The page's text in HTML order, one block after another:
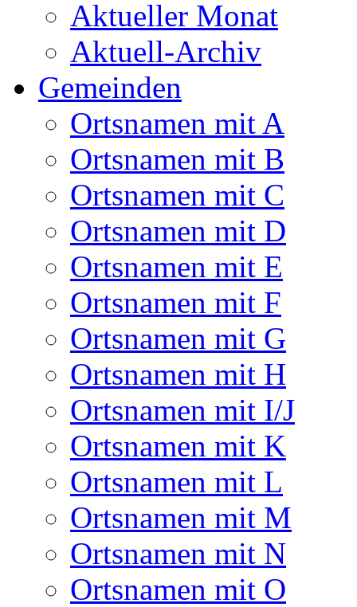
Aktueller Monat
Aktuell-Archiv
Gemeinden
Ortsnamen mit A
Ortsnamen mit B
Ortsnamen mit C
Ortsnamen mit D
Ortsnamen mit E
Ortsnamen mit F
Ortsnamen mit G
Ortsnamen mit H
Ortsnamen mit I/J
Ortsnamen mit K
Ortsnamen mit L
Ortsnamen mit M
Ortsnamen mit N
Ortsnamen mit O